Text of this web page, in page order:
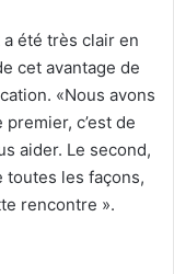
été très clair en
cet avantage de
«Nous avons
c’est de
aider. Le second,
toutes les façons,
rencontre ».